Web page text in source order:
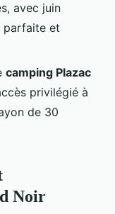
avec juin
parfaite et
camping Plazac
privilégié à
de 30
Noir